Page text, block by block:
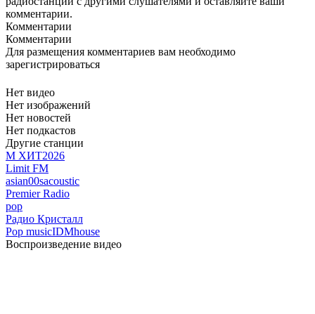
комментарии.
Комментарии
Комментарии
Для размещения комментариев вам необходимо
зарегистрироваться
Нет видео
Нет изображений
Нет новостей
Нет подкастов
Другие станции
М ХИТ2026
Limit FM
asian00sacoustic
Premier Radio
pop
Радио Кристалл
Pop musicIDMhouse
Воспроизведение видео